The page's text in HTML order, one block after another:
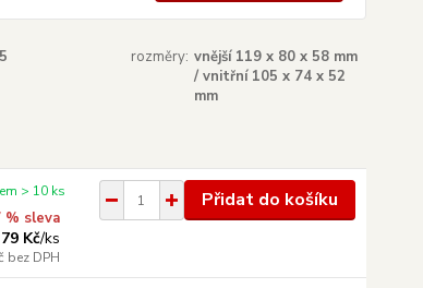
rozměry: vnější 119 x 80 x 58 mm
/ vnitřní 105 x 74 x 52
mm
% sleva
79 Kč/ks
bez DPH
> 10 ks Přidat do košíku